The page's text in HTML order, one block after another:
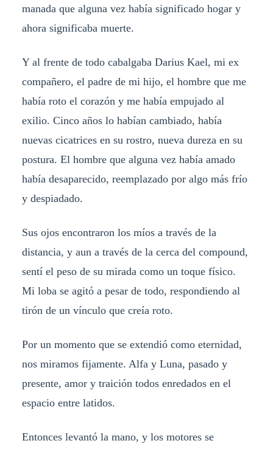
manada que alguna vez había significado hogar y
ahora significaba muerte.
Y al frente de todo cabalgaba Darius Kael, mi ex
compañero, el padre de mi hijo, el hombre que me
había roto el corazón y me había empujado al
exilio. Cinco años lo habían cambiado, había
nuevas cicatrices en su rostro, nueva dureza en su
postura. El hombre que alguna vez había amado
había desaparecido, reemplazado por algo más frío
y despiadado.
Sus ojos encontraron los míos a través de la
distancia, y aun a través de la cerca del compound,
sentí el peso de su mirada como un toque físico.
Mi loba se agitó a pesar de todo, respondiendo al
tirón de un vínculo que creía roto.
Por un momento que se extendió como eternidad,
nos miramos fijamente. Alfa y Luna, pasado y
presente, amor y traición todos enredados en el
espacio entre latidos.
Entonces levantó la mano, y los motores se